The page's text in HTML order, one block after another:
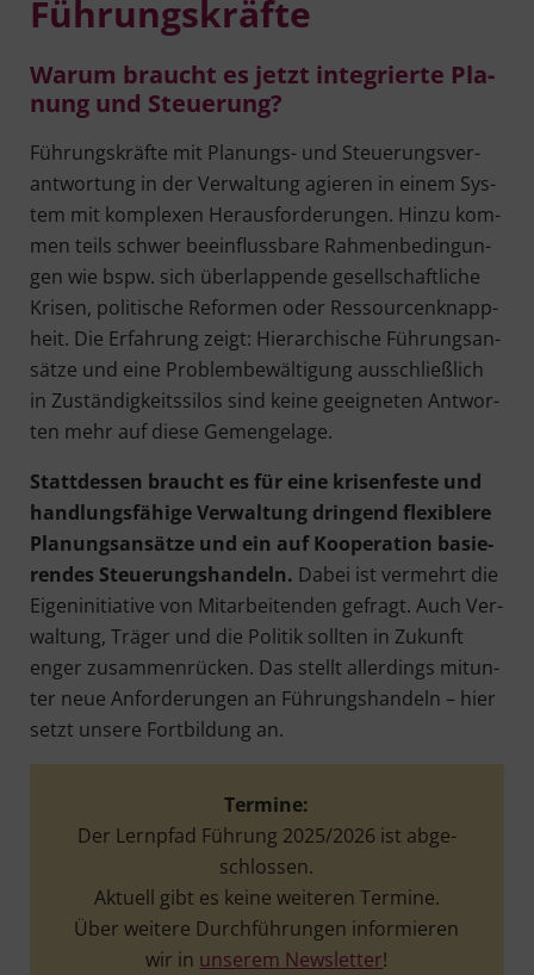
Führungskräfte
War­um braucht es jetzt inte­grier­te Pla­
nung und Steuerung?
Füh­rungs­kräf­te mit Pla­nungs- und Steue­rungs­ver­
ant­wor­tung in der Ver­wal­tung agie­ren in einem Sys­
tem mit kom­ple­xen Her­aus­for­de­run­gen. Hin­zu kom­
men teils schwer beein­fluss­ba­re Rah­men­be­din­gun­
gen wie bspw. sich über­lap­pen­de gesell­schaft­li­che
Kri­sen, poli­ti­sche Refor­men oder Res­sour­cen­knapp­
heit. Die Erfah­rung zeigt: Hier­ar­chi­sche Füh­rungs­an­
sät­ze und eine Pro­blem­be­wäl­ti­gung aus­schließ­lich
in Zustän­dig­keits­si­los sind kei­ne geeig­ne­ten Ant­wor­
ten mehr auf die­se Gemengelage.
Statt­des­sen braucht es für eine kri­sen­fes­te und
hand­lungs­fä­hi­ge Ver­wal­tung drin­gend fle­xi­ble­re
Pla­nungs­an­sät­ze und ein auf Koope­ra­ti­on basie­
ren­des Steue­rungs­han­deln. Dabei ist ver­mehrt die
Eigen­in­itia­ti­ve von Mit­ar­bei­ten­den gefragt. Auch Ver­
wal­tung, Trä­ger und die Poli­tik soll­ten in Zukunft
enger zusam­men­rü­cken. Das stellt aller­dings mit­un­
ter neue Anfor­de­run­gen an Füh­rungs­han­deln – hier
setzt unse­re Fort­bil­dung an.
Ter­mi­ne:
Der Lern­pfad Füh­rung 2025/2026 ist abge­
schlos­sen.
Aktu­ell gibt es kei­ne wei­te­ren Ter­mi­ne.
Über wei­te­re Durch­füh­run­gen infor­mie­ren
wir in unse­rem News­let­ter!